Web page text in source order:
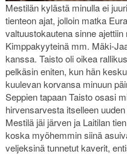
Mestilän kylästä minulla ei
tienteon ajat, jolloin matka
valtuustokautena sinne
Kimppakyyteinä mm. Mäki-
kanssa. Taisto oli oikea
pelkäsin eniten, kun hän
kuulevan korvansa minuun
Seppien tapaan Taisto osasi
hirvensarvesta itselleen
Mestilä jäi järven ja Laitilan
koska myöhemmin siinä
veljeksinä tunnetut kaverit,